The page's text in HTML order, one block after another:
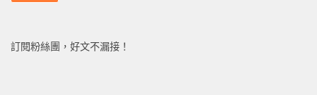
訂閱粉絲團，好文不漏接！